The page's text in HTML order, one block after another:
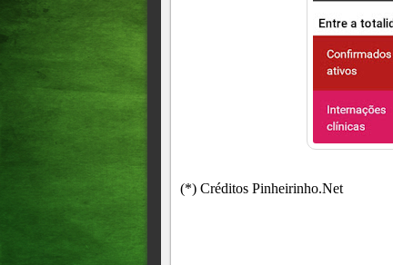
(*) Créditos Pinheirinho.Net